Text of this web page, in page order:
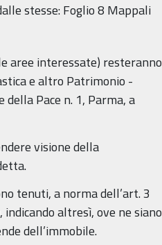
stesse: Foglio 8 Mappali
aree interessate) resteranno
e altro Patrimonio -
Pace n. 1, Parma, a
visione della
tenuti, a norma dell’art. 3
altresì, ove ne siano
dell’immobile.